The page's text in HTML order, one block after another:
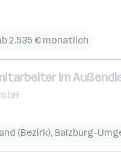
2.535 € monatlich
im
(Bezirk), Salzburg-